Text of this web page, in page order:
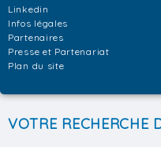
Linkedin
Infos légales
Partenaires
Presse et Partenariat
Plan du site
VOTRE RECHERCHE